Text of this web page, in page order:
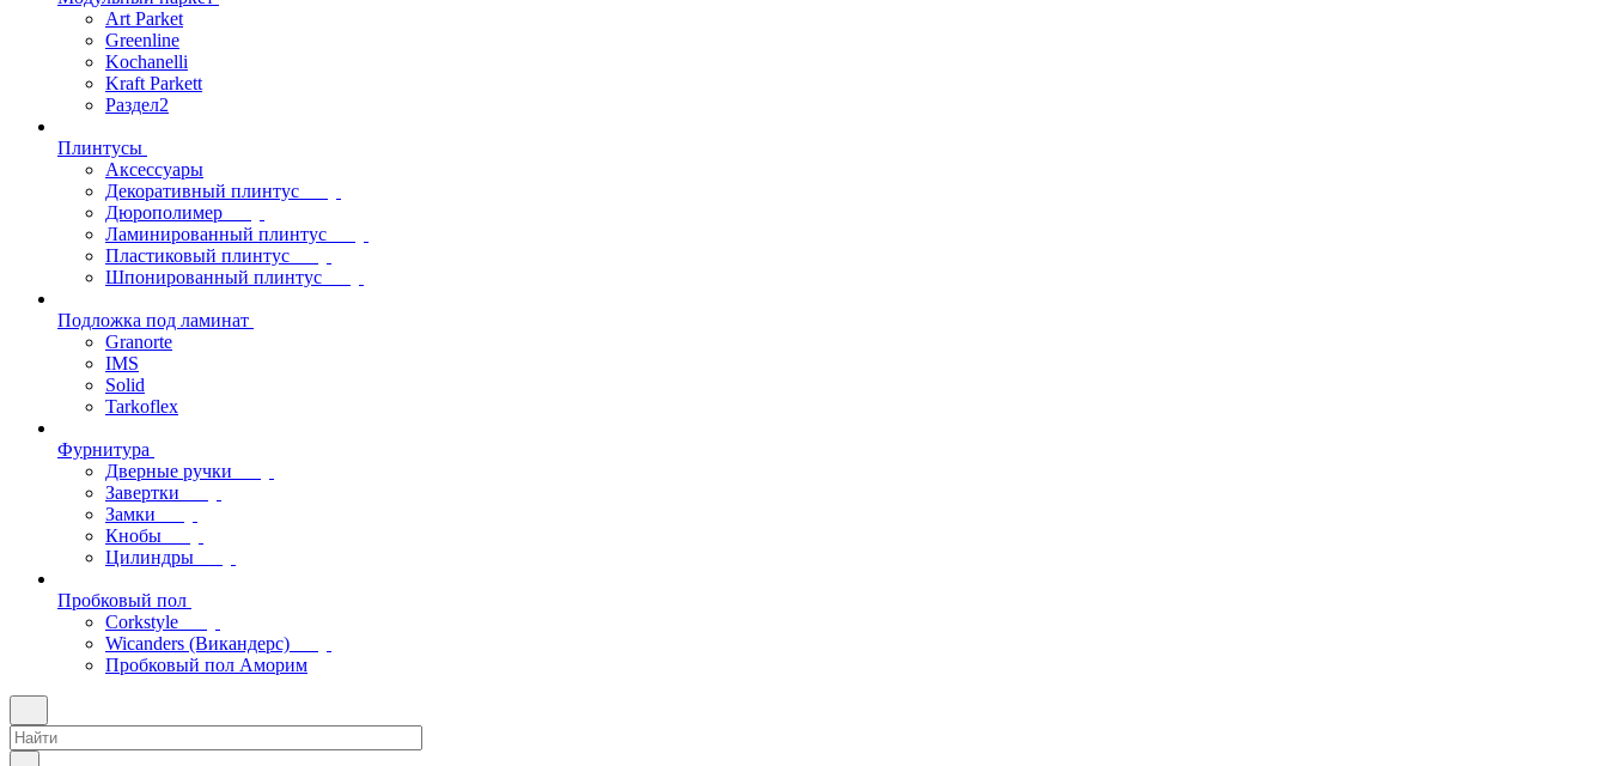
Art Parket
Greenline
Kochanelli
Kraft Parkett
Раздел2
Плинтусы
Аксессуары
Декоративный плинтус
Дюрополимер
Ламинированный плинтус
Пластиковый плинтус
Шпонированный плинтус
Подложка под ламинат
Granorte
IMS
Solid
Tarkoflex
Фурнитура
Дверные ручки
Завертки
Замки
Кнобы
Цилиндры
Пробковый пол
Corkstyle
Wicanders (Викандерс)
Пробковый пол Аморим